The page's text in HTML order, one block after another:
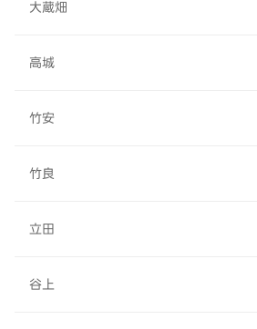
大蔵畑
高城
竹安
竹良
立田
谷上